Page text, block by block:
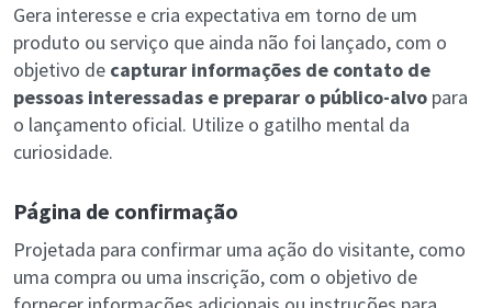
Gera interesse e cria expectativa em torno de um
produto ou serviço que ainda não foi lançado, com o
objetivo de capturar informações de contato de
pessoas interessadas e preparar o público-alvo para
o lançamento oficial. Utilize o gatilho mental da
curiosidade.
Página de confirmação
Projetada para confirmar uma ação do visitante, como
uma compra ou uma inscrição, com o objetivo de